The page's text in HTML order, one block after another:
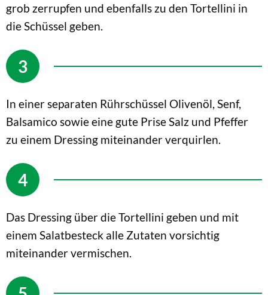
grob zerrupfen und ebenfalls zu den Tortellini in
die Schüssel geben.
In einer separaten Rührschüssel Olivenöl, Senf,
Balsamico sowie eine gute Prise Salz und Pfeffer
zu einem Dressing miteinander verquirlen.
Das Dressing über die Tortellini geben und mit
einem Salatbesteck alle Zutaten vorsichtig
miteinander vermischen.